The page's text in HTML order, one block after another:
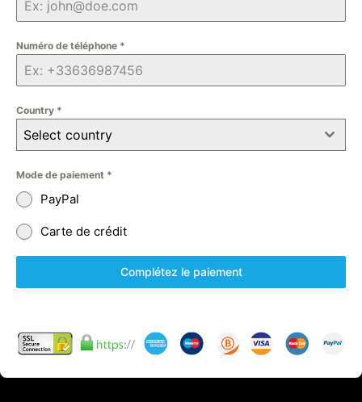
Numéro de téléphone *
Country *
Select country
Mode de paiement *
PayPal
Carte de crédit
Complétez le paiement